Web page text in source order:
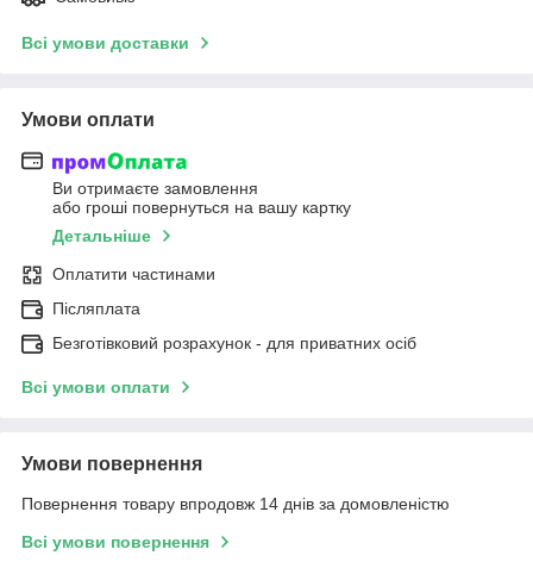
Всі умови доставки
Умови оплати
Ви отримаєте замовлення
або гроші повернуться на вашу картку
Детальніше
Оплатити частинами
Післяплата
Безготівковий розрахунок - для приватних осіб
Всі умови оплати
Умови повернення
Повернення товару впродовж 14 днів за домовленістю
Всі умови повернення